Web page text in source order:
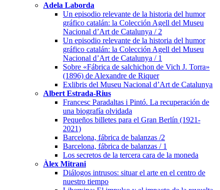
Adela Laborda
Un episodio relevante de la historia del humor
gráfico catalán: la Colección Agell del Museu
Nacional d’Art de Catalunya / 2
Un episodio relevante de la historia del humor
gráfico catalán: la Colección Agell del Museu
Nacional d’Art de Catalunya / 1
Sobre «Fábrica de salchichon de Vich J. Torra»
(1896) de Alexandre de Riquer
Exlibris del Museu Nacional d’Art de Catalunya
Albert Estrada-Rius
Francesc Paradaltas i Pintó. La recuperación de
una biografía olvidada
Pequeños billetes para el Gran Berlín (1921-
2021)
Barcelona, fábrica de balanzas /2
Barcelona, fábrica de balanzas / 1
Los secretos de la tercera cara de la moneda
Àlex Mitrani
Diálogos intrusos: situar el arte en el centro de
nuestro tiempo